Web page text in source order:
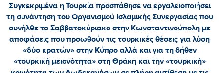
Συγκεκριμένα η Τουρκία προσπάθησε να εργαλειοποιήσει
τη συνάντηση του Οργανισμού Ισλαμικής Συνεργασίας που
συνήλθε το Σαββατοκύριακο στην Κωνσταντινούπολη με
αποφάσεις που προωθούν τις τουρκικές θέσεις για λύση
«δύο κρατών» στην Κύπρο αλλά και για τη δήθεν
«τουρκική μειονότητα» στη Θράκη και την «τουρκική»